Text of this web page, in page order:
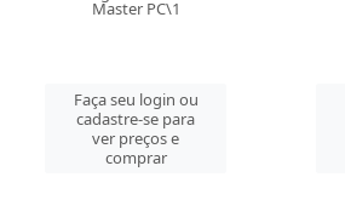
Master PC\1
Faça seu login ou
cadastre-se para
ver preços e
comprar